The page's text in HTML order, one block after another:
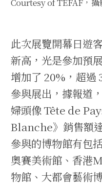
Courtesy of TEFAF，
此次展覽開幕日遊
新高，光是參加預
增加了 20%，超過
參與展出，據報道
婦頭像 Tête de
Blanche》銷售額
參與的博物館有包
奧賽美術館、香港
物館、大都會藝術